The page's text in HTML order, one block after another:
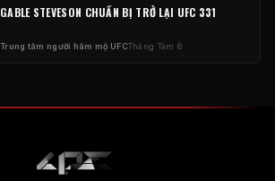
GABLE STEVESON CHUẨN BỊ TRỞ LẠI UFC 331
Trung tâm người hâm mộ UFCTháng Tám 6